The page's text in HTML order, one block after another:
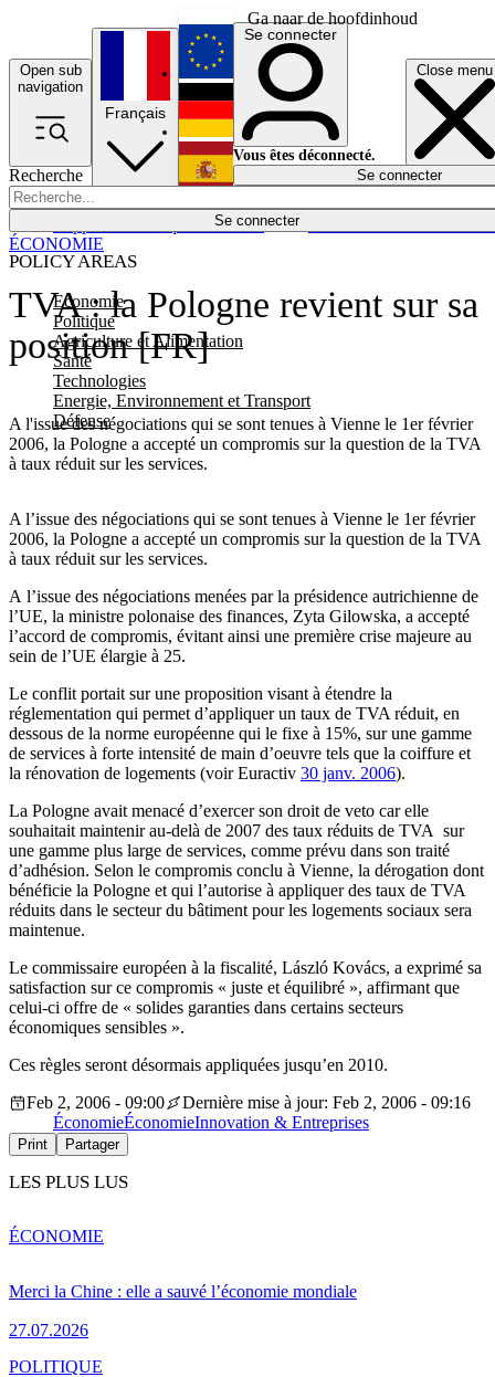
Ga naar de hoofdinhoud
Open sub
navigation
Close menu
Recherche
Se connecter
POLICY AREAS
Economie
Politique
Agriculture et Alimentation
Santé
Technologies
Energie, Environnement et Transport
Défense
Économie
Français
English
Deutsch
Español
Se connecter
Vous êtes déconnecté.
Se connecter
TVA : la Pologne revient sur sa
position [FR]
A l'issue des négociations qui se sont tenues à Vienne le 1er février
2006, la Pologne a accepté un compromis sur la question de la TVA
à taux réduit sur les services.
ÉCONOMIE
A l’issue des négociations qui se sont tenues à Vienne le 1er février
2006, la Pologne a accepté un compromis sur la question de la TVA
à taux réduit sur les services.
A l’issue des négociations menées par la présidence autrichienne de
l’UE, la ministre polonaise des finances, Zyta Gilowska, a accepté
l’accord de compromis, évitant ainsi une première crise majeure au
sein de l’UE élargie à 25.
Le conflit portait sur une proposition visant à étendre la
réglementation qui permet d’appliquer un taux de TVA réduit, en
dessous de la norme européenne qui le fixe à 15%, sur une gamme
de services à forte intensité de main d’oeuvre tels que la coiffure et
la rénovation de logements (voir Euractiv 30 janv. 2006).
La Pologne avait menacé d’exercer son droit de veto car elle
souhaitait maintenir au-delà de 2007 des taux réduits de TVA sur
une gamme plus large de services, comme prévu dans son traité
d’adhésion. Selon le compromis conclu à Vienne, la dérogation dont
bénéficie la Pologne et qui l’autorise à appliquer des taux de TVA
réduits dans le secteur du bâtiment pour les logements sociaux sera
maintenue.
Le commissaire européen à la fiscalité, László Kovács, a exprimé sa
satisfaction sur ce compromis « juste et équilibré », affirmant que
celui-ci offre de « solides garanties dans certains secteurs
économiques sensibles ».
Ces règles seront désormais appliquées jusqu’en 2010.
Feb 2, 2006 - 09:00
Dernière mise à jour: Feb 2, 2006 - 09:16
ÉconomieÉconomieInnovation & Entreprises
Print Partager
LES PLUS LUS
Merci la Chine : elle a sauvé l’économie mondiale
27.07.2026
ÉCONOMIE
POLITIQUE